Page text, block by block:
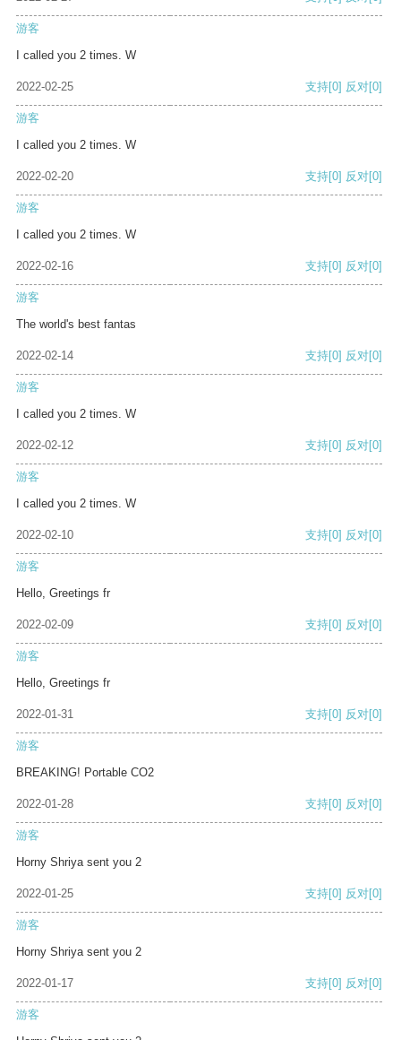
游客
I called you 2 times. W
2022-02-25 支持[0] 反对[0]
游客
I called you 2 times. W
2022-02-20 支持[0] 反对[0]
游客
I called you 2 times. W
2022-02-16 支持[0] 反对[0]
游客
The world's best fantas
2022-02-14 支持[0] 反对[0]
游客
I called you 2 times. W
2022-02-12 支持[0] 反对[0]
游客
I called you 2 times. W
2022-02-10 支持[0] 反对[0]
游客
Hello, Greetings fr
2022-02-09 支持[0] 反对[0]
游客
Hello, Greetings fr
2022-01-31 支持[0] 反对[0]
游客
BREAKING! Portable CO2
2022-01-28 支持[0] 反对[0]
游客
Horny Shriya sent you 2
2022-01-25 支持[0] 反对[0]
游客
Horny Shriya sent you 2
2022-01-17 支持[0] 反对[0]
游客